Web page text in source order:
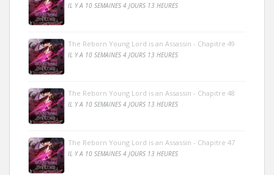
IL Y A 10 SEMAINES 4 JOURS 13 HEURES
The Reborn Young Lord is an Assassin - Chapitre 49
IL Y A 10 SEMAINES 4 JOURS 13 HEURES
The Reborn Young Lord is an Assassin - Chapitre 48
IL Y A 10 SEMAINES 4 JOURS 13 HEURES
The Reborn Young Lord is an Assassin - Chapitre 47
IL Y A 10 SEMAINES 4 JOURS 13 HEURES